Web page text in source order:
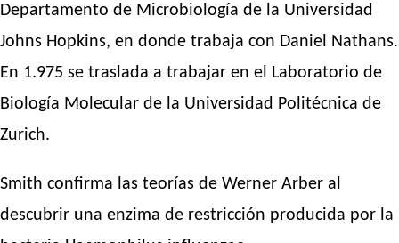
Departamento de Microbiología de la Universidad
Johns Hopkins, en donde trabaja con Daniel Nathans.
En 1.975 se traslada a trabajar en el Laboratorio de
Biología Molecular de la Universidad Politécnica de
Zurich.
Smith confirma las teorías de Werner Arber al
descubrir una enzima de restricción producida por la